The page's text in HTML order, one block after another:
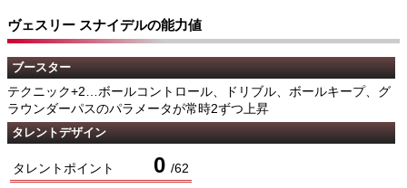
ヴェスリー スナイデルの能力値
ブースター
テクニック+2…ボールコントロール、ドリブル、ボールキープ、グ
ラウンダーパスのパラメータが常時2ずつ上昇
タレントデザイン
タレントポイント 0 /62